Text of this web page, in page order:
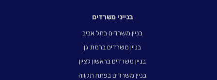
בנייני משרדים
בניין משרדים בתל אביב
בניין משרדים ברמת גן
בניין משרדים בראשון לציון
בניין משרדים בפתח תקווה